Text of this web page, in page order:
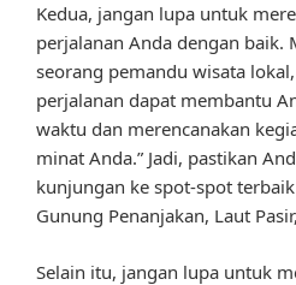
Kedua, jangan lupa untuk
perjalanan Anda dengan baik.
seorang pemandu wisata
perjalanan dapat membantu
waktu dan merencanakan
minat Anda.” Jadi, pastikan
kunjungan ke spot-spot
Gunung Penanjakan, Laut
Selain itu, jangan lupa untuk